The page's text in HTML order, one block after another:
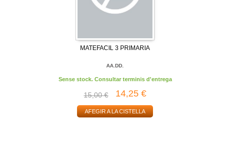
MATEFACIL 3 PRIMARIA
AA.DD.
Sense stock. Consultar terminis d'entrega
15,00 € 14,25 €
AFEGIR A LA CISTELLA